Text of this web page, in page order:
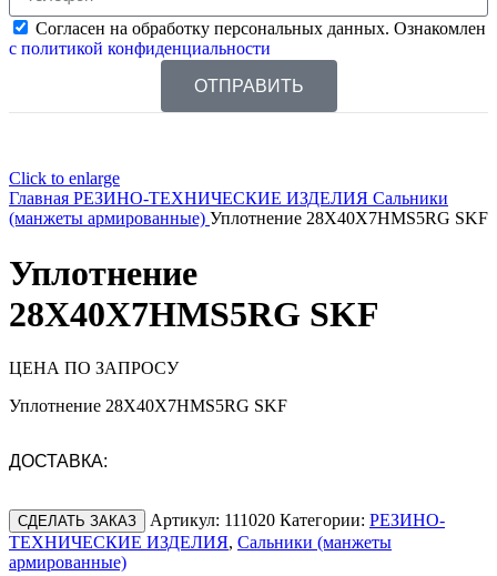
Согласен на обработку персональных данных. Ознакомлен
с политикой конфиденциальности
ОТПРАВИТЬ
Click to enlarge
Главная РЕЗИНО-ТЕХНИЧЕСКИЕ ИЗДЕЛИЯ Сальники
(манжеты армированные) Уплотнение 28X40X7HMS5RG SKF
Уплотнение
28X40X7HMS5RG SKF
ЦЕНА ПО ЗАПРОСУ
Уплотнение 28X40X7HMS5RG SKF
ДОСТАВКА:
СДЕЛАТЬ ЗАКАЗ Артикул: 111020 Категории: РЕЗИНО-
ТЕХНИЧЕСКИЕ ИЗДЕЛИЯ, Сальники (манжеты
армированные)